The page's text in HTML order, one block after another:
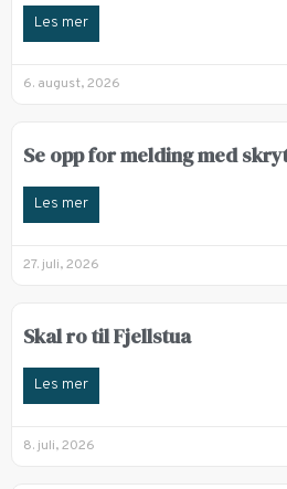
Les mer
6. august, 2026
Se opp for melding med
Les mer
27. juli, 2026
Skal ro til Fjellstua
Les mer
8. juli, 2026